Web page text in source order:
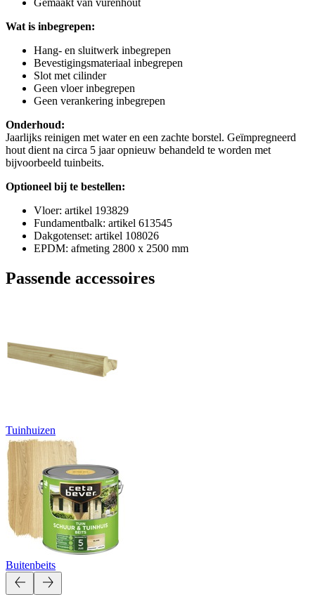
Wat is inbegrepen:
Hang- en sluitwerk inbegrepen
Bevestigingsmateriaal inbegrepen
Slot met cilinder
Geen vloer inbegrepen
Geen verankering inbegrepen
Onderhoud:
Jaarlijks reinigen met water en een zachte borstel. Geïmpregneerd
hout dient na circa 5 jaar opnieuw behandeld te worden met
bijvoorbeeld tuinbeits.
Optioneel bij te bestellen:
Vloer: artikel 193829
Fundamentbalk: artikel 613545
Dakgotenset: artikel 108026
EPDM: afmeting 2800 x 2500 mm
Passende accessoires
Tuinhuizen
Buitenbeits